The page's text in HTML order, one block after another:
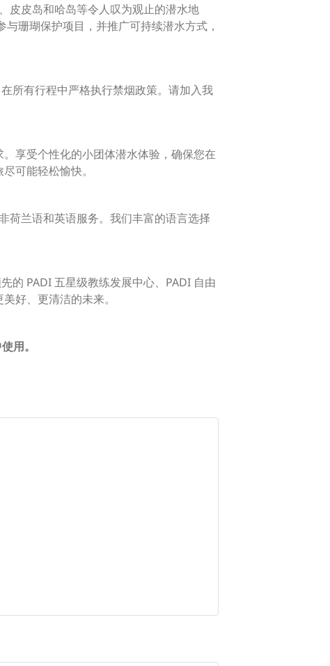
皮皮岛和哈岛等令人叹为观止的潜水地
珊瑚保护项目，并推广可持续潜水方式，
所有行程中严格执行禁烟政策。请加入我
享受个性化的小团体潜水体验，确保您在
可能轻松愉快。
荷兰语和英语服务。我们丰富的语言选择
的 PADI 五星级教练发展中心、PADI 自由
好、更清洁的未来。
用。